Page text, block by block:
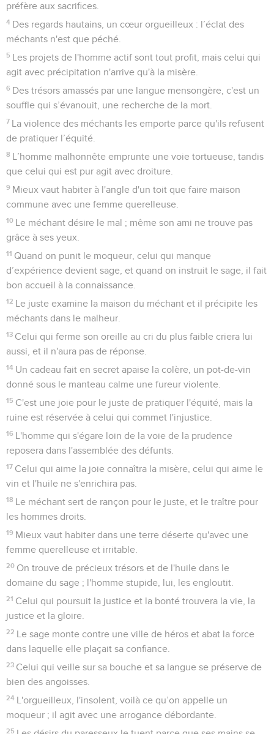
préfère aux sacrifices.
4 Des regards hautains, un cœur orgueilleux : l’éclat des
méchants n'est que péché.
5 Les projets de l'homme actif sont tout profit, mais celui qui
agit avec précipitation n'arrive qu'à la misère.
6 Des trésors amassés par une langue mensongère, c'est un
souffle qui s’évanouit, une recherche de la mort.
7 La violence des méchants les emporte parce qu'ils refusent
de pratiquer l’équité.
8 L’homme malhonnête emprunte une voie tortueuse, tandis
que celui qui est pur agit avec droiture.
9 Mieux vaut habiter à l'angle d'un toit que faire maison
commune avec une femme querelleuse.
10 Le méchant désire le mal ; même son ami ne trouve pas
grâce à ses yeux.
11 Quand on punit le moqueur, celui qui manque
d’expérience devient sage, et quand on instruit le sage, il fait
bon accueil à la connaissance.
12 Le juste examine la maison du méchant et il précipite les
méchants dans le malheur.
13 Celui qui ferme son oreille au cri du plus faible criera lui
aussi, et il n'aura pas de réponse.
14 Un cadeau fait en secret apaise la colère, un pot-de-vin
donné sous le manteau calme une fureur violente.
15 C'est une joie pour le juste de pratiquer l'équité, mais la
ruine est réservée à celui qui commet l'injustice.
16 L'homme qui s'égare loin de la voie de la prudence
reposera dans l'assemblée des défunts.
17 Celui qui aime la joie connaîtra la misère, celui qui aime le
vin et l'huile ne s'enrichira pas.
18 Le méchant sert de rançon pour le juste, et le traître pour
les hommes droits.
19 Mieux vaut habiter dans une terre déserte qu'avec une
femme querelleuse et irritable.
20 On trouve de précieux trésors et de l'huile dans le
domaine du sage ; l'homme stupide, lui, les engloutit.
21 Celui qui poursuit la justice et la bonté trouvera la vie, la
justice et la gloire.
22 Le sage monte contre une ville de héros et abat la force
dans laquelle elle plaçait sa confiance.
23 Celui qui veille sur sa bouche et sa langue se préserve de
bien des angoisses.
24 L'orgueilleux, l'insolent, voilà ce qu’on appelle un
moqueur ; il agit avec une arrogance débordante.
25